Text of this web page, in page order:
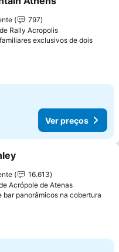
aos favoritos
797
Rally Acropolis
exclusivos de dois
Ver preços
aos favoritos
16.613
Acrópole de Atenas
bar panorâmicos na cobertura